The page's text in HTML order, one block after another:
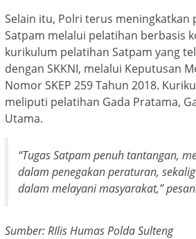
Selain itu, Polri terus meningkatkan
Satpam melalui pelatihan berbasis
kurikulum pelatihan Satpam yang
dengan SKKNI, melalui Keputusan
Nomor SKEP 259 Tahun 2018.
meliputi pelatihan Gada Pratama,
Utama.
“Tugas Satpam penuh tantangan,
dalam penegakan peraturan,
dalam melayani masyarakat,”
Sumber: RIlis Humas Polda Sulteng